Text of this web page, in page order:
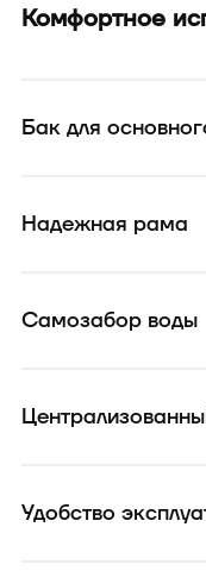
Комфортное
Бак для
Надежная рама
Самозабор воды
Удобство